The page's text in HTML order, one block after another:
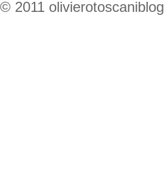
© 2011 olivierotoscaniblog